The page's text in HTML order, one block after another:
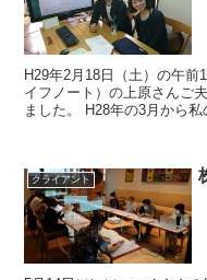
H29年2月18日（土）の午
イフノート）の上原さんご
ました。 H28年の3月から私の事務所で勉強を始めてからもうすぐ1
クライアント